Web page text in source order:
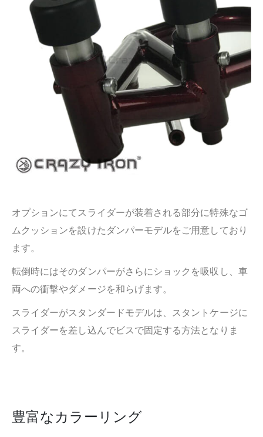
オプションにてスライダーが装着される部分に特殊なゴ
ムクッションを設けたダンパーモデルをご用意しており
ます。
転倒時にはそのダンパーがさらにショックを吸収し、車
両への衝撃やダメージを和らげます。
スライダーがスタンダードモデルは、スタントケージに
スライダーを差し込んでビスで固定する方法となりま
す。
豊富なカラーリング